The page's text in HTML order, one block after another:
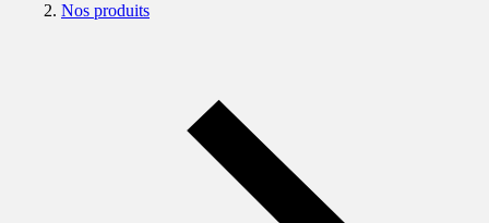
Nos produits